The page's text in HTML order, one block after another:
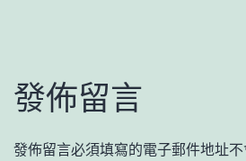
發佈留言
發佈留言必須填寫的電子郵件地址不